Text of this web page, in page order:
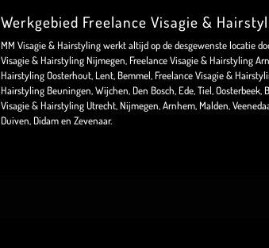
Werkgebied Freelance Visagie &
MM Visagie & Hairstyling werkt altijd op de desgewenste locatie
Visagie & Hairstyling Nijmegen, Freelance Visagie & Hairstyling
Hairstyling Oosterhout, Lent, Bemmel, Freelance Visagie &
Hairstyling Beuningen, Wijchen, Den Bosch, Ede, Tiel, Oosterbeek,
Visagie & Hairstyling Utrecht, Nijmegen, Arnhem, Malden,
Duiven, Didam en Zevenaar.